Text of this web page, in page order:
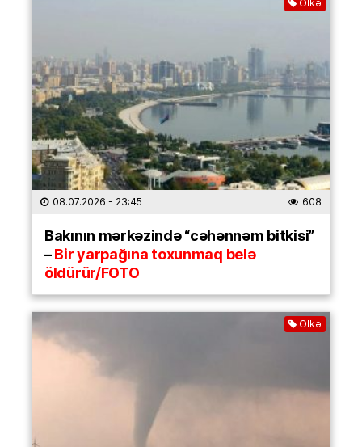
Ölkə
08.07.2026 - 23:45 608
Bakının mərkəzində “cəhənnəm bitkisi”
–Bir yarpağına toxunmaq belə
öldürür/FOTO
Ölkə